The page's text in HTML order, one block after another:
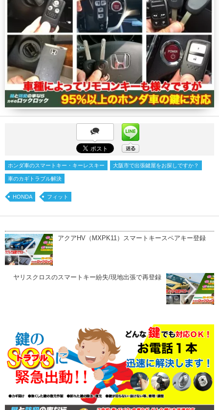
ホンダ車のスマートキー・キーレスキー 大阪市で出張鍵屋をお探しですか？
車のカギトラブル解決
HONDA フィット
アクアHV（MXPK11）スマートキースペアキー登録
ヤリスクロスのスマートキー紛失/現地出張で再登録